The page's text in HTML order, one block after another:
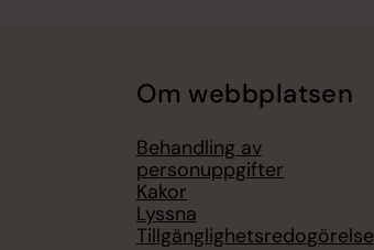
Om webbplatsen
Behandling av
personuppgifter
Kakor
Lyssna
Tillgänglighetsredogörelse